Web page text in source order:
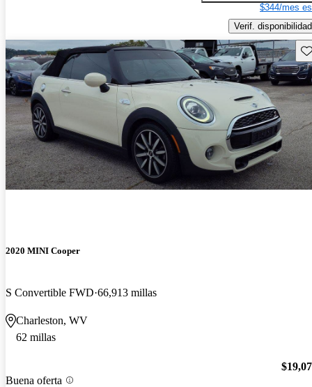
$344/mes
Verif. disponibilidad
2020 MINI Cooper
S Convertible FWD 66,913 millas
Charleston, WV
62 millas
Buena oferta